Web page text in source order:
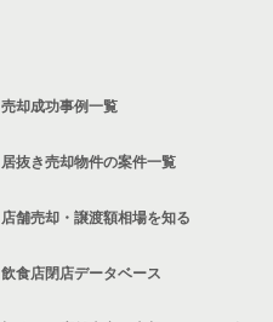
売却成功事例一覧
居抜き売却物件の案件一覧
店舗売却・譲渡額相場を知る
飲食店閉店データベース